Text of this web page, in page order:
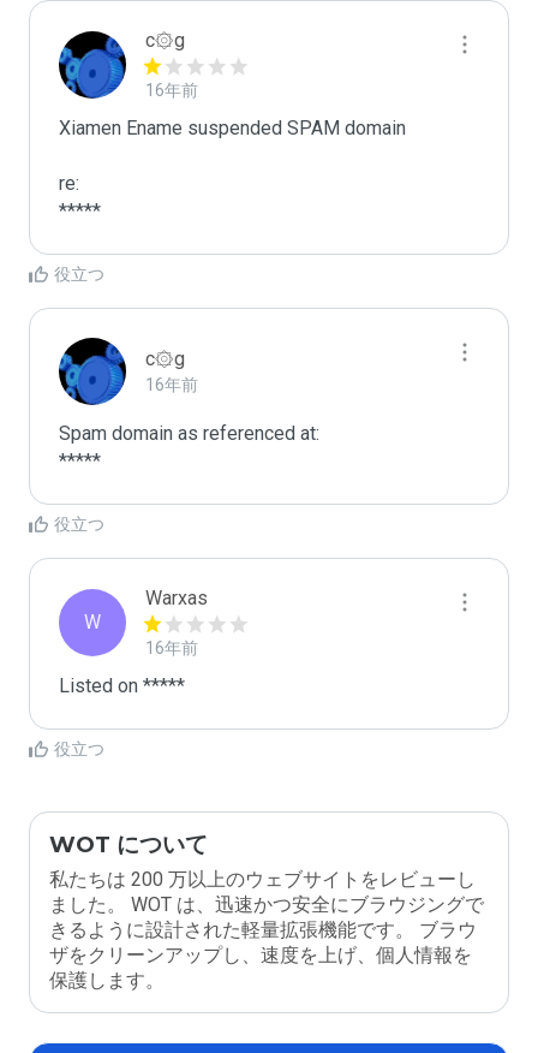
c۞g
16年前
Xiamen Ename suspended SPAM domain
re:
*****
役立つ
c۞g
16年前
Spam domain as referenced at:
*****
役立つ
W
Warxas
16年前
Listed on *****
役立つ
WOT について
私たちは 200 万以上のウェブサイトをレビューし
ました。 WOT は、迅速かつ安全にブラウジングで
きるように設計された軽量拡張機能です。 ブラウ
ザをクリーンアップし、速度を上げ、個人情報を
保護します。